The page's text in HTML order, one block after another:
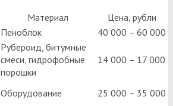
Материал
Цена, рубли
Пеноблок
40 000 – 60 000
Рубероид, битумные
смеси, гидрофобные
порошки
14 000 – 17 000
Оборудование 25 000 – 35 000